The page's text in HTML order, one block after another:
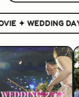
✦ WEDDING